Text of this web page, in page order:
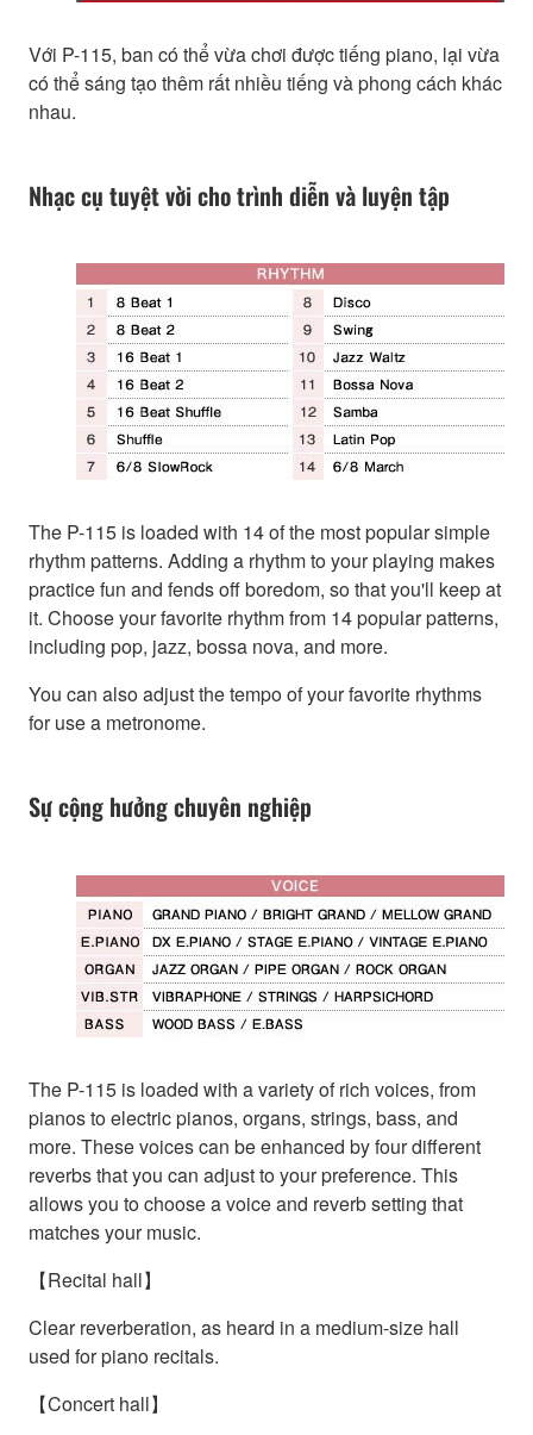
Với P-115, ban có thể vừa chơi được tiếng piano, lại vừa
có thể sáng tạo thêm rất nhiều tiếng và phong cách khác
nhau.
Nhạc cụ tuyệt vời cho trình diễn và luyện tập
The P-115 is loaded with 14 of the most popular simple
rhythm patterns. Adding a rhythm to your playing makes
practice fun and fends off boredom, so that you'll keep at
it. Choose your favorite rhythm from 14 popular patterns,
including pop, jazz, bossa nova, and more.
You can also adjust the tempo of your favorite rhythms
for use a metronome.
Sự cộng hưởng chuyên nghiệp
The P-115 is loaded with a variety of rich voices, from
pianos to electric pianos, organs, strings, bass, and
more. These voices can be enhanced by four different
reverbs that you can adjust to your preference. This
allows you to choose a voice and reverb setting that
matches your music.
【Recital hall】
Clear reverberation, as heard in a medium-size hall
used for piano recitals.
【Concert hall】